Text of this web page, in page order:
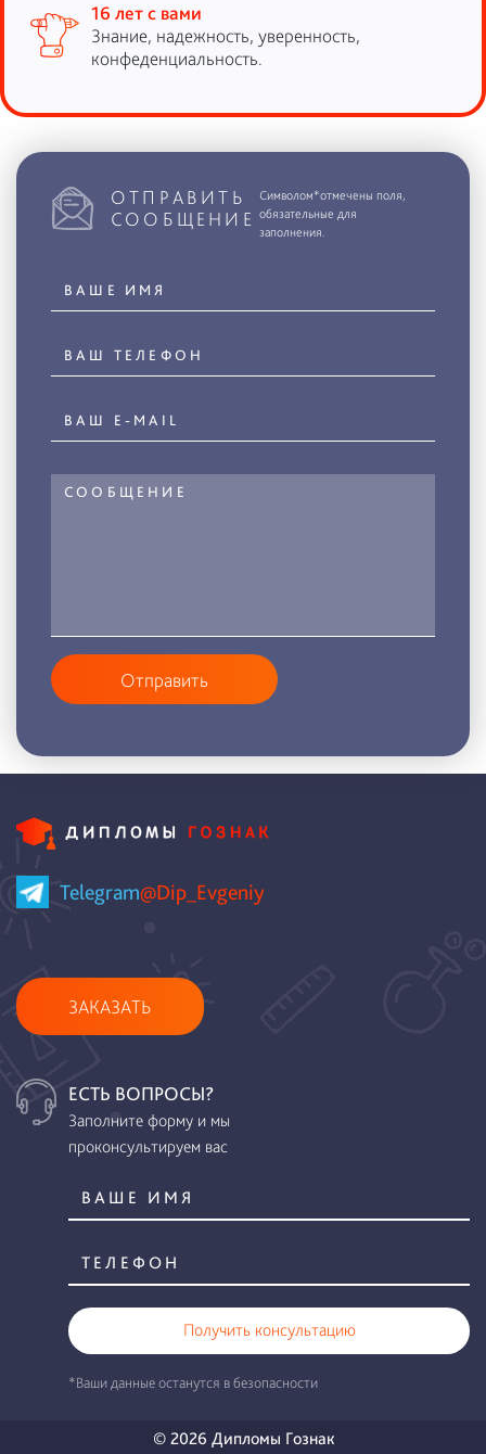
16 лет с вами
Знание, надежность, уверенность,
конфеденциальность.
ОТПРАВИТЬ
СООБЩЕНИЕ
Символом*отмечены поля,
обязательные для
заполнения.
Отправить
Telegram@Dip_Evgeniy
ЗАКАЗАТЬ
ЕСТЬ ВОПРОСЫ?
Заполните форму и мы
проконсультируем вас
Получить консультацию
*Ваши данные останутся в безопасности
© 2026 Дипломы Гознак